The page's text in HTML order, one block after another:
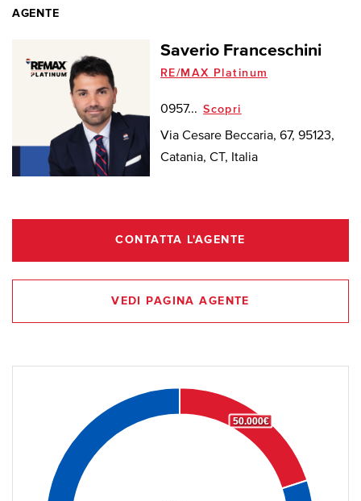
AGENTE
Saverio Franceschini
RE/MAX Platinum
0957... Scopri
Via Cesare Beccaria, 67, 95123,
Catania, CT, Italia
CONTATTA L'AGENTE
VEDI PAGINA AGENTE
50.000€